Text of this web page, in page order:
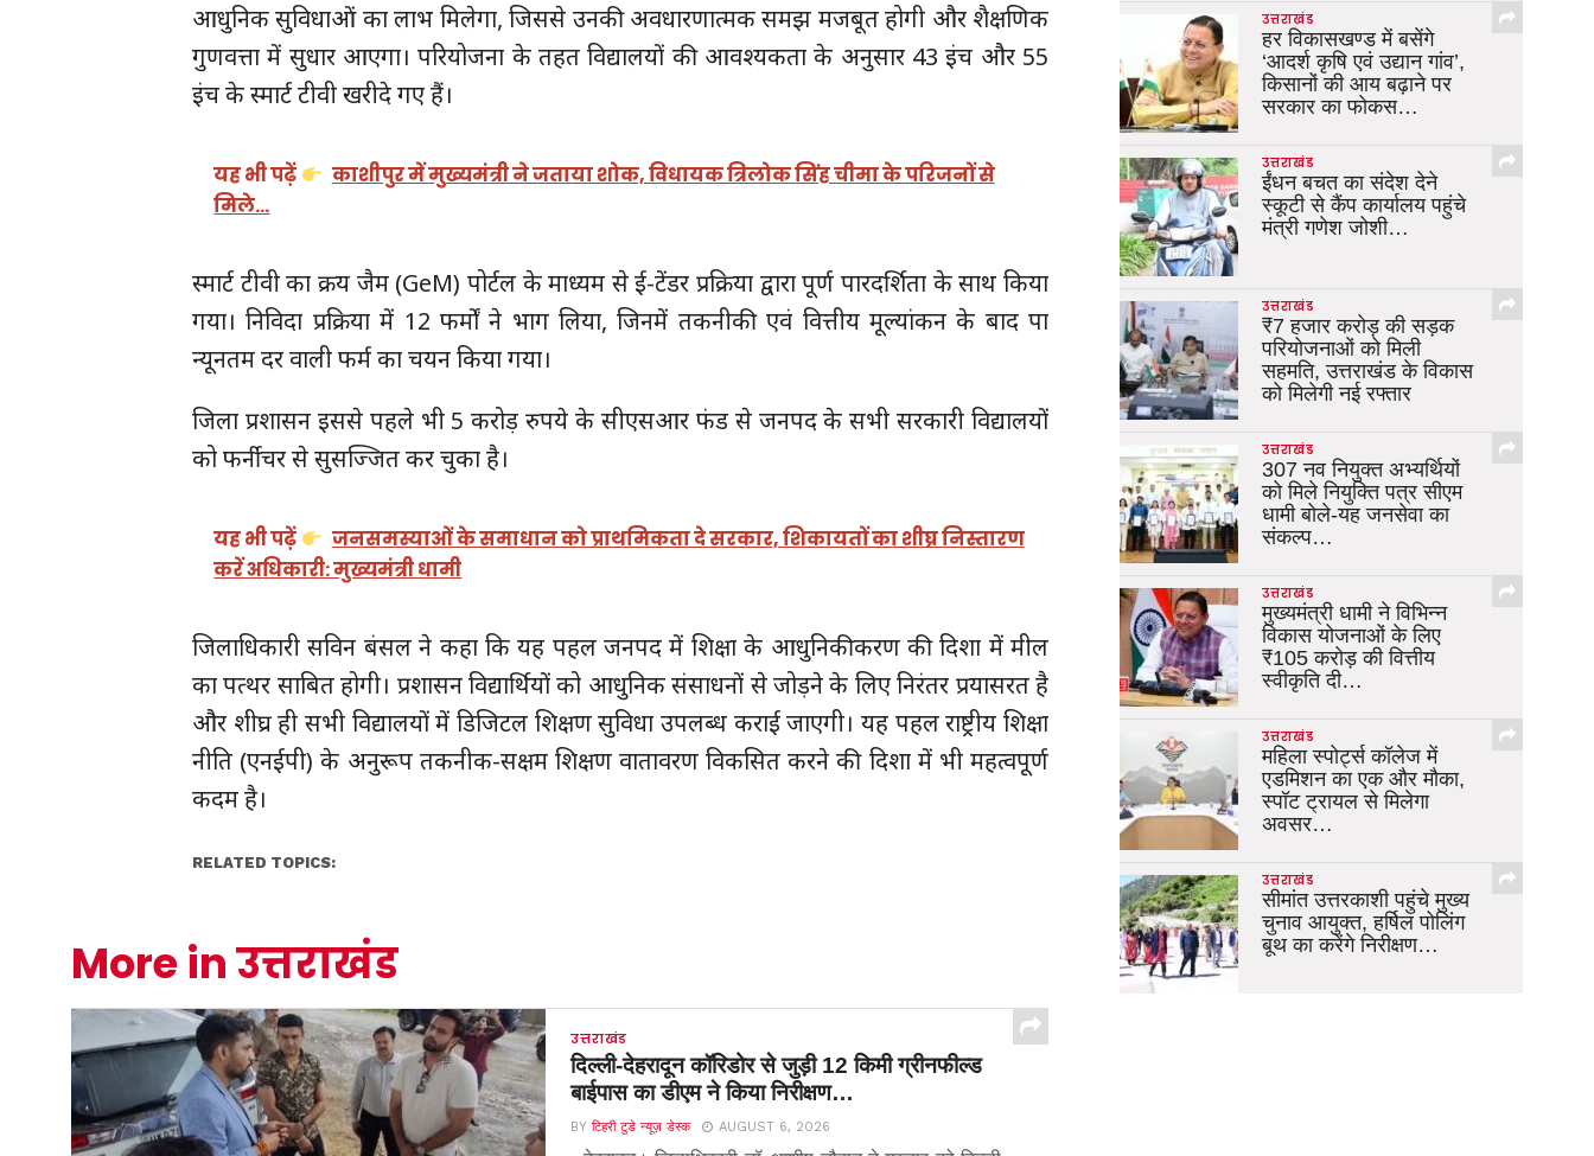
आधुनिक सुविधाओं का लाभ मिलेगा, जिससे उनकी अवधारणात्मक समझ मजबूत होगी और शैक्षणिक
गुणवत्ता में सुधार आएगा। परियोजना के तहत विद्यालयों की आवश्यकता के अनुसार 43 इंच और 55
इंच के स्मार्ट टीवी खरीदे गए हैं।
यह भी पढ़ें
काशीपुर में मुख्यमंत्री ने जताया शोक, विधायक त्रिलोक सिंह चीमा के परिजनों से
मिले…
स्मार्ट टीवी का क्रय जैम (GeM) पोर्टल के माध्यम से ई-टेंडर प्रक्रिया द्वारा पूर्ण पारदर्शिता के साथ किया
गया। निविदा प्रक्रिया में 12 फर्मों ने भाग लिया, जिनमें तकनीकी एवं वित्तीय मूल्यांकन के बाद पात्र
न्यूनतम दर वाली फर्म का चयन किया गया।
जिला प्रशासन इससे पहले भी 5 करोड़ रुपये के सीएसआर फंड से जनपद के सभी सरकारी विद्यालयों
को फर्नीचर से सुसज्जित कर चुका है।
यह भी पढ़ें
जनसमस्याओं के समाधान को प्राथमिकता दे सरकार, शिकायतों का शीघ्र निस्तारण
करें अधिकारी: मुख्यमंत्री धामी
जिलाधिकारी सविन बंसल ने कहा कि यह पहल जनपद में शिक्षा के आधुनिकीकरण की दिशा में मील
का पत्थर साबित होगी। प्रशासन विद्यार्थियों को आधुनिक संसाधनों से जोड़ने के लिए निरंतर प्रयासरत है
और शीघ्र ही सभी विद्यालयों में डिजिटल शिक्षण सुविधा उपलब्ध कराई जाएगी। यह पहल राष्ट्रीय शिक्षा
नीति (एनईपी) के अनुरूप तकनीक-सक्षम शिक्षण वातावरण विकसित करने की दिशा में भी महत्वपूर्ण
कदम है।
RELATED TOPICS:
More in उत्तराखंड
उत्तराखंड
दिल्ली-देहरादून कॉरिडोर से जुड़ी 12 किमी ग्रीनफील्ड
बाईपास का डीएम ने किया निरीक्षण…
BYटिहरी टुडे न्यूज़ डेस्क AUGUST 6, 2026
उत्तराखंड
हर विकासखण्ड में बसेंगे
‘आदर्श कृषि एवं उद्यान गांव’,
किसानों की आय बढ़ाने पर
सरकार का फोकस…
उत्तराखंड
ईंधन बचत का संदेश देने
स्कूटी से कैंप कार्यालय पहुंचे
मंत्री गणेश जोशी…
उत्तराखंड
₹7 हजार करोड़ की सड़क
परियोजनाओं को मिली
सहमति, उत्तराखंड के विकास
को मिलेगी नई रफ्तार
उत्तराखंड
307 नव नियुक्त अभ्यर्थियों
को मिले नियुक्ति पत्र सीएम
धामी बोले-यह जनसेवा का
संकल्प…
उत्तराखंड
मुख्यमंत्री धामी ने विभिन्न
विकास योजनाओं के लिए
₹105 करोड़ की वित्तीय
स्वीकृति दी…
उत्तराखंड
महिला स्पोर्ट्स कॉलेज में
एडमिशन का एक और मौका,
स्पॉट ट्रायल से मिलेगा
अवसर…
उत्तराखंड
सीमांत उत्तरकाशी पहुंचे मुख्य
चुनाव आयुक्त, हर्षिल पोलिंग
बूथ का करेंगे निरीक्षण…